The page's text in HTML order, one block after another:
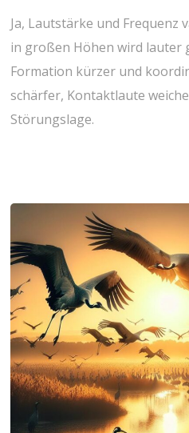
Ja, Lautstärke und‌ Frequenz
in großen Höhen⁢ wird lauter
Formation kürzer und
schärfer, Kontaktlaute
‍Störungslage.